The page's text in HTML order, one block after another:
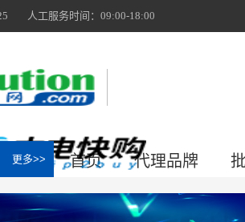
人工服务时间：09:00-18:00
更多>> 首页 代理品牌